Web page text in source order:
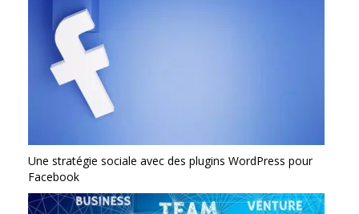
Une stratégie sociale avec des plugins WordPress pour
Facebook